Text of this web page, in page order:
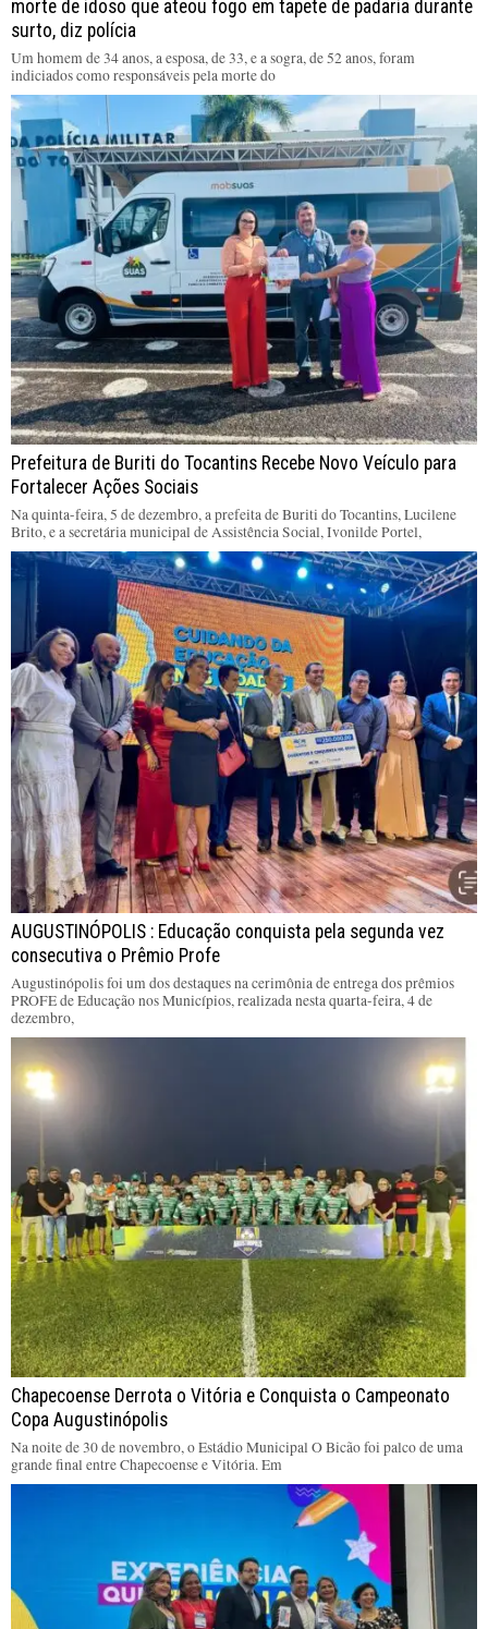
morte de idoso que ateou fogo em tapete de padaria durante
surto, diz polícia
Um homem de 34 anos, a esposa, de 33, e a sogra, de 52 anos, foram
indiciados como responsáveis pela morte do
Prefeitura de Buriti do Tocantins Recebe Novo Veículo para
Fortalecer Ações Sociais
Na quinta-feira, 5 de dezembro, a prefeita de Buriti do Tocantins, Lucilene
Brito, e a secretária municipal de Assistência Social, Ivonilde Portel,
AUGUSTINÓPOLIS : Educação conquista pela segunda vez
consecutiva o Prêmio Profe
Augustinópolis foi um dos destaques na cerimônia de entrega dos prêmios
PROFE de Educação nos Municípios, realizada nesta quarta-feira, 4 de
dezembro,
Chapecoense Derrota o Vitória e Conquista o Campeonato
Copa Augustinópolis
Na noite de 30 de novembro, o Estádio Municipal O Bicão foi palco de uma
grande final entre Chapecoense e Vitória. Em